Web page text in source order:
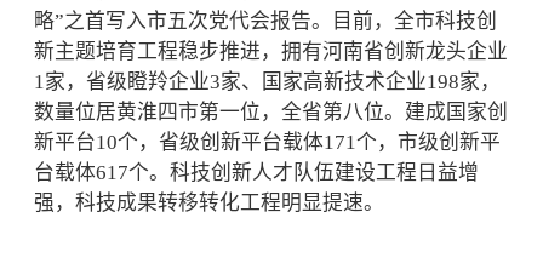
略”之首写入市五次党代会报告。目前，全市科技创
新主题培育工程稳步推进，拥有河南省创新龙头企业
1家，省级瞪羚企业3家、国家高新技术企业198家，
数量位居黄淮四市第一位，全省第八位。建成国家创
新平台10个，省级创新平台载体171个，市级创新平
台载体617个。科技创新人才队伍建设工程日益增
强，科技成果转移转化工程明显提速。